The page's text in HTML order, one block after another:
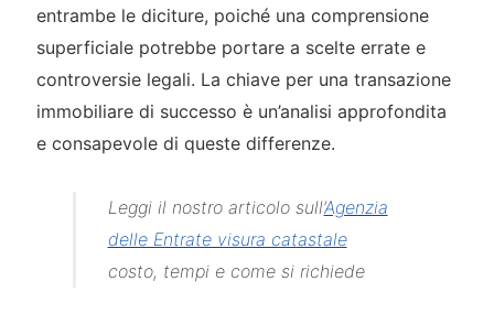
entrambe le diciture, poiché una comprensione
superficiale potrebbe portare a scelte errate e
controversie legali. La chiave per una transazione
immobiliare di successo è un’analisi approfondita
e consapevole di queste differenze.
Leggi il nostro articolo sull’Agenzia
delle Entrate visura catastale
costo, tempi e come si richiede